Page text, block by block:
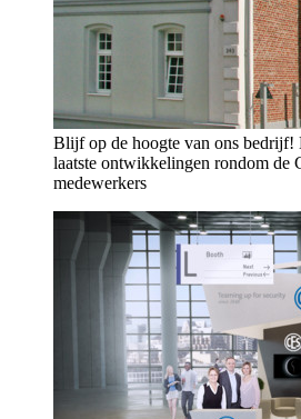
Blijf op de hoogte van ons bedrijf!
laatste ontwikkelingen rondom de
medewerkers